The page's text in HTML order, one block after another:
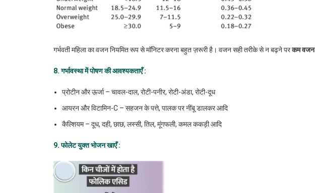
गर्भवती महिला का वजन नियमित रूप से मॉनिटर करना बहुत ज़रूरी है। वजन सही तरीके से न बढ़ने परकमवजन
8. गर्भावस्थामेंपोषणकीआवश्यकताएँ:
प्रोटीन और ऊर्जा – चावल-दाल, रोटी-पनीर, रोटी-अंडा, रोटी-दूध
आयरन और विटामिन-C – सहजन के पत्ते, पालक पर नींबू डालकर आदि
कैल्शियम – दूध, दही, छाछ, लस्सी, तिल, मूंगफली, कमल ककड़ी आदि
9. फोलेटयुक्तभोजनखाएँ: